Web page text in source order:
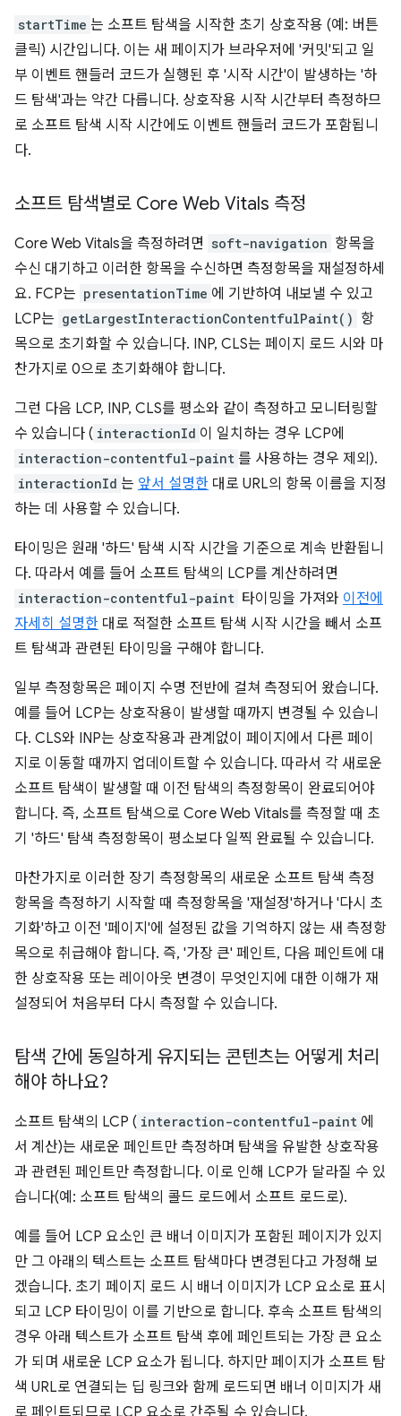
startTime 는 소프트 탐색을 시작한 초기 상호작용 (예: 버튼
클릭) 시간입니다. 이는 새 페이지가 브라우저에 '커밋'되고 일
부 이벤트 핸들러 코드가 실행된 후 '시작 시간'이 발생하는 '하
드 탐색'과는 약간 다릅니다. 상호작용 시작 시간부터 측정하므
로 소프트 탐색 시작 시간에도 이벤트 핸들러 코드가 포함됩니
다.
소프트 탐색별로 Core Web Vitals 측정
Core Web Vitals을 측정하려면 soft-navigation 항목을
수신 대기하고 이러한 항목을 수신하면 측정항목을 재설정하세
요. FCP는 presentationTime 에 기반하여 내보낼 수 있고
LCP는 getLargestInteractionContentfulPaint() 항
목으로 초기화할 수 있습니다. INP, CLS는 페이지 로드 시와 마
찬가지로 0으로 초기화해야 합니다.
그런 다음 LCP, INP, CLS를 평소와 같이 측정하고 모니터링할
수 있습니다 ( interactionId 이 일치하는 경우 LCP에
interaction-contentful-paint 를 사용하는 경우 제외).
interactionId 는 앞서 설명한 대로 URL의 항목 이름을 지정
하는 데 사용할 수 있습니다.
타이밍은 원래 '하드' 탐색 시작 시간을 기준으로 계속 반환됩니
다. 따라서 예를 들어 소프트 탐색의 LCP를 계산하려면
interaction-contentful-paint 타이밍을 가져와 이전에
자세히 설명한 대로 적절한 소프트 탐색 시작 시간을 빼서 소프
트 탐색과 관련된 타이밍을 구해야 합니다.
일부 측정항목은 페이지 수명 전반에 걸쳐 측정되어 왔습니다.
예를 들어 LCP는 상호작용이 발생할 때까지 변경될 수 있습니
다. CLS와 INP는 상호작용과 관계없이 페이지에서 다른 페이
지로 이동할 때까지 업데이트할 수 있습니다. 따라서 각 새로운
소프트 탐색이 발생할 때 이전 탐색의 측정항목이 완료되어야
합니다. 즉, 소프트 탐색으로 Core Web Vitals를 측정할 때 초
기 '하드' 탐색 측정항목이 평소보다 일찍 완료될 수 있습니다.
마찬가지로 이러한 장기 측정항목의 새로운 소프트 탐색 측정
항목을 측정하기 시작할 때 측정항목을 '재설정'하거나 '다시 초
기화'하고 이전 '페이지'에 설정된 값을 기억하지 않는 새 측정항
목으로 취급해야 합니다. 즉, '가장 큰' 페인트, 다음 페인트에 대
한 상호작용 또는 레이아웃 변경이 무엇인지에 대한 이해가 재
설정되어 처음부터 다시 측정할 수 있습니다.
탐색 간에 동일하게 유지되는 콘텐츠는 어떻게 처리
해야 하나요?
소프트 탐색의 LCP ( interaction-contentful-paint 에
서 계산)는 새로운 페인트만 측정하며 탐색을 유발한 상호작용
과 관련된 페인트만 측정합니다. 이로 인해 LCP가 달라질 수 있
습니다(예: 소프트 탐색의 콜드 로드에서 소프트 로드로).
예를 들어 LCP 요소인 큰 배너 이미지가 포함된 페이지가 있지
만 그 아래의 텍스트는 소프트 탐색마다 변경된다고 가정해 보
겠습니다. 초기 페이지 로드 시 배너 이미지가 LCP 요소로 표시
되고 LCP 타이밍이 이를 기반으로 합니다. 후속 소프트 탐색의
경우 아래 텍스트가 소프트 탐색 후에 페인트되는 가장 큰 요소
가 되며 새로운 LCP 요소가 됩니다. 하지만 페이지가 소프트 탐
색 URL로 연결되는 딥 링크와 함께 로드되면 배너 이미지가 새
로 페인트되므로 LCP 요소로 간주될 수 있습니다.